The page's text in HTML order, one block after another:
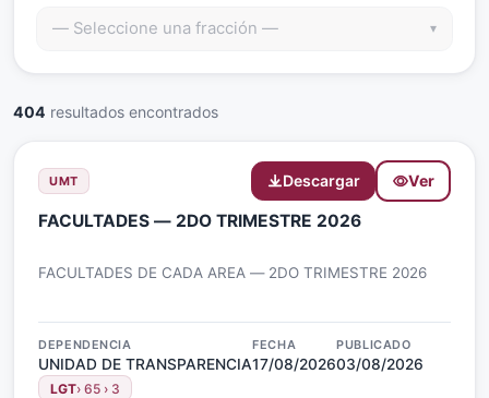
— Seleccione una fracción — ▾
404 resultados encontrados
UMT Descargar Ver
FACULTADES — 2DO TRIMESTRE 2026
FACULTADES DE CADA AREA — 2DO TRIMESTRE 2026
DEPENDENCIA
UNIDAD DE TRANSPARENCIA
FECHA
17/08/2026
PUBLICADO
03/08/2026
LGT› 65 › 3